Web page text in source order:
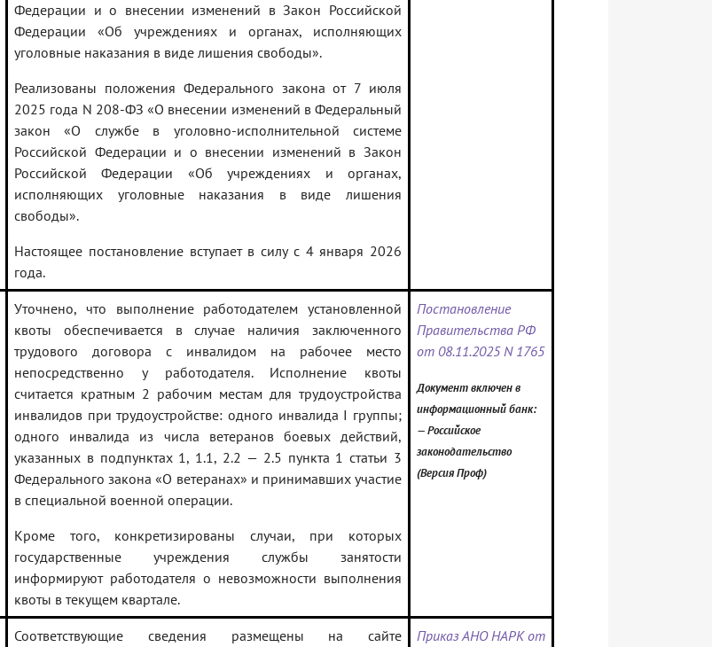
Федерации и о внесении изменений в Закон Российской
Федерации «Об учреждениях и органах, исполняющих
уголовные наказания в виде лишения свободы».
Реализованы положения Федерального закона от 7 июля
2025 года N 208-ФЗ «О внесении изменений в Федеральный
закон «О службе в уголовно-исполнительной системе
Российской Федерации и о внесении изменений в Закон
Российской Федерации «Об учреждениях и органах,
исполняющих уголовные наказания в виде лишения
свободы».
Настоящее постановление вступает в силу с 4 января 2026
года.
Уточнено, что выполнение работодателем установленной
квоты обеспечивается в случае наличия заключенного
трудового договора с инвалидом на рабочее место
непосредственно у работодателя. Исполнение квоты
считается кратным 2 рабочим местам для трудоустройства
инвалидов при трудоустройстве: одного инвалида I группы;
одного инвалида из числа ветеранов боевых действий,
указанных в подпунктах 1, 1.1, 2.2 — 2.5 пункта 1 статьи 3
Федерального закона «О ветеранах» и принимавших участие
в специальной военной операции.
Кроме того, конкретизированы случаи, при которых
государственные учреждения службы занятости
информируют работодателя о невозможности выполнения
квоты в текущем квартале.
Постановление
Правительства РФ
от 08.11.2025 N 1765
Документ включен в
информационный банк:
— Российское
законодательство
(Версия Проф)
Соответствующие сведения размещены на сайте
Приказ АНО НАРК от